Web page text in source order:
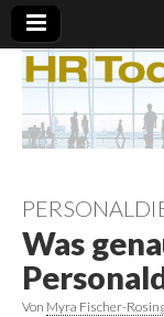
Was
Von Myra Fischer-